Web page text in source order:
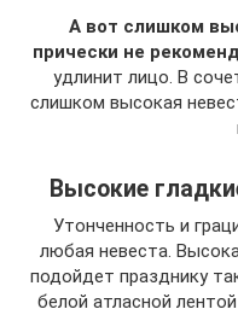
А вот слишком
прически не
удлинит лицо. В
слишком высокая
Высокие
Утонченность и
любая невеста.
подойдет празднику
белой атласной